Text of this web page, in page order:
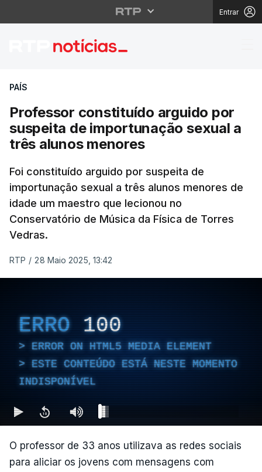
Entrar
Professor constituído
PAÍS
Professor constituído arguido por
suspeita de importunação sexual a
três alunos menores
Foi constituído arguido por suspeita de
importunação sexual a três alunos menores de
idade um maestro que lecionou no
Conservatório de Música da Física de Torres
Vedras.
RTP / 28 Maio 2025, 13:42
ERRO 100
ERROR ON HTML5 MEDIA ELEMENT
ESTE CONTEÚDO ESTÁ NESTE MOMENTO
INDISPONÍVEL
O professor de 33 anos utilizava as redes sociais
para aliciar os jovens com mensagens com